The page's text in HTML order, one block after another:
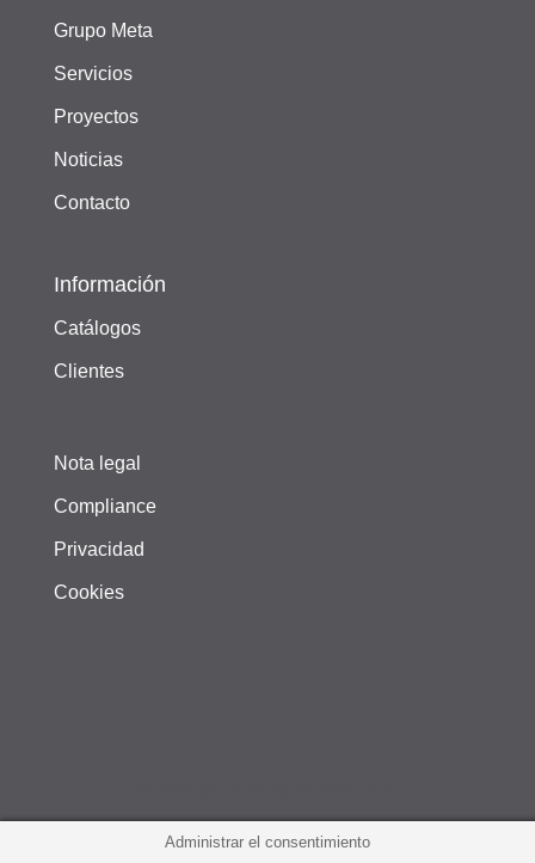
Grupo Meta
Servicios
Proyectos
Noticias
Contacto
Información
Catálogos
Clientes
Nota legal
Compliance
Privacidad
Cookies
Administrar el consentimiento